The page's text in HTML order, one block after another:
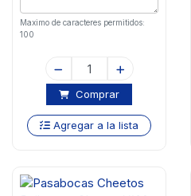
Maximo de caracteres permitidos:
100
Comprar
Agregar a la lista